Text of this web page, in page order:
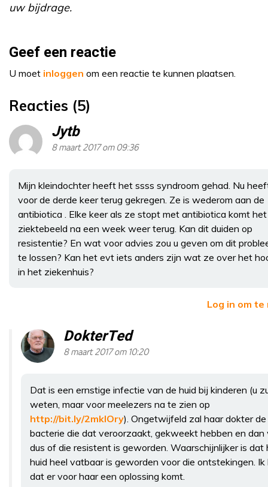
uw bijdrage.
Geef een reactie
U moet inloggen om een reactie te kunnen plaatsen.
Reacties (5)
Jytb
8 maart 2017 om 09:36
Mijn kleindochter heeft het ssss syndroom gehad. Nu
voor de derde keer terug gekregen. Ze is wederom aan de
antibiotica . Elke keer als ze stopt met antibiotica komt het
ziektebeeld na een week weer terug. Kan dit duiden op
resistentie? En wat voor advies zou u geven om dit
te lossen? Kan het evt iets anders zijn wat ze over het
in het ziekenhuis?
Log in om
DokterTed
8 maart 2017 om 10:20
Dat is een ernstige infectie van de huid bij kinderen (u
weten, maar voor meelezers na te zien op
http://bit.ly/2mkIOry). Ongetwijfeld zal haar dokter de
bacterie die dat veroorzaakt, gekweekt hebben en
dus of die resistent is geworden. Waarschijnlijker is dat
huid heel vatbaar is geworden voor die ontstekingen. Ik
dat er voor haar een oplossing komt.